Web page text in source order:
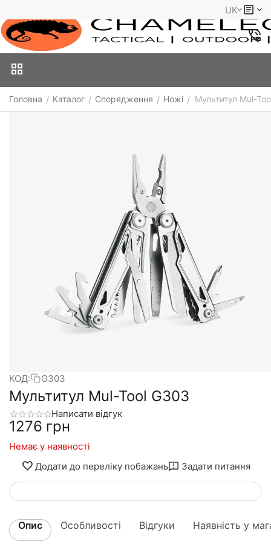
UK
Головна / Каталог / Спорядження / Ножі / Мультитул Mul-
КОД: G303
Мультитул Mul-Tool G303
Написати відгук
‍1276‍ грн
Немає у наявності
Додати до переліку побажань
Задати питання
Опис Особливості Відгуки Наявність у